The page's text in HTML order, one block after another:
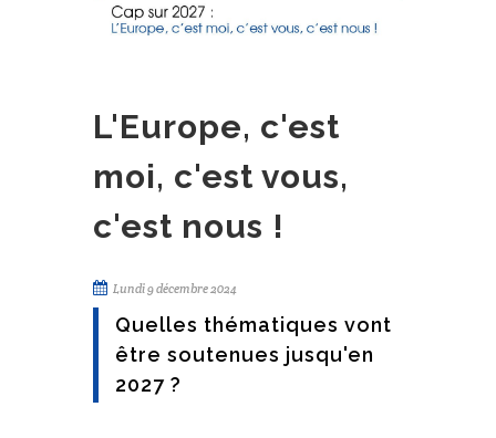
L'Europe, c'est
moi, c'est vous,
c'est nous !
Lundi 9 décembre 2024
Quelles thématiques vont
être soutenues jusqu'en
2027 ?